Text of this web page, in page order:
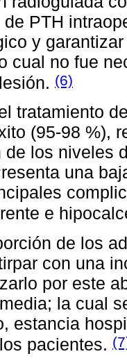
PTH
y
cual no fue
(6)
tratamiento
(95-98 %),
de los niveles
una
e
de los
con una
por este
la cual
estancia
pacientes.